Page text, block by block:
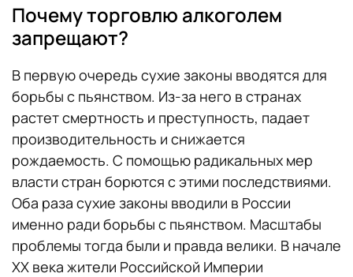
Почему торговлю алкоголем
запрещают?
В первую очередь сухие законы вводятся для
борьбы с пьянством. Из-за него в странах
растет смертность и преступность, падает
производительность и снижается
рождаемость. С помощью радикальных мер
власти стран борются с этими последствиями.
Оба раза сухие законы вводили в России
именно ради борьбы с пьянством. Масштабы
проблемы тогда были и правда велики. В начале
XX века жители Российской Империи